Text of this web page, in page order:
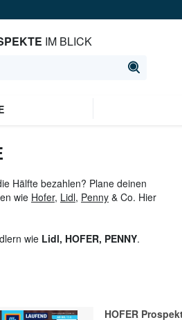
IM BLICK
Hälfte bezahlen? Plane deinen
wie Hofer, Lidl, Penny & Co. Hier
wie Lidl, HOFER, PENNY.
HOFER